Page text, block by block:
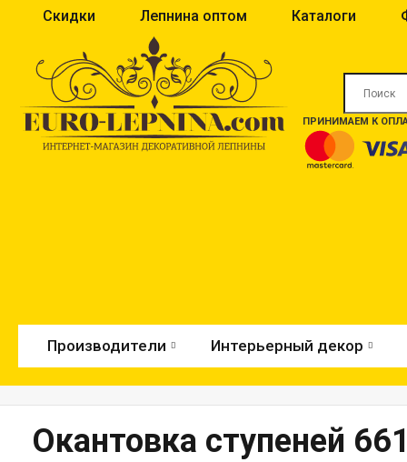
Скидки Лепнина оптом Каталоги
ПРИНИМАЕМ К
Производители Интерьерный декор
Окантовка ступеней